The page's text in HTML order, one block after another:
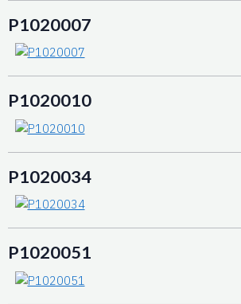
P1020007
P1020010
P1020034
P1020051